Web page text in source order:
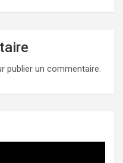
publier un commentaire.